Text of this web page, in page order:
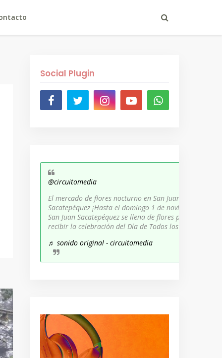
Social Plugin
@circuitomedia
El mercado de flores nocturno en San Juan
Sacatepéquez ¡Hasta el domingo 1 de noviembre,
San Juan Sacatepéquez se llena de flores para
recibir la celebración del Día de Todos los Santos!
♬ sonido original - circuitomedia